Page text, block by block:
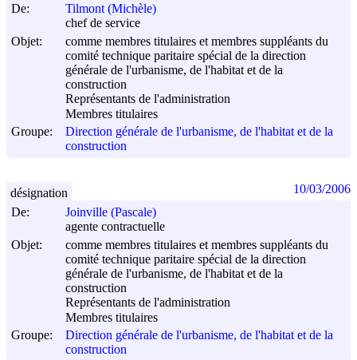
De:
Tilmont (Michèle)
chef de service
Objet:
comme membres titulaires et membres suppléants du
comité technique paritaire spécial de la direction
générale de l'urbanisme, de l'habitat et de la
construction
Représentants de l'administration
Membres titulaires
Groupe:
Direction générale de l'urbanisme, de l'habitat et de la
construction
De:
Joinville (Pascale)
agente contractuelle
Objet:
comme membres titulaires et membres suppléants du
comité technique paritaire spécial de la direction
générale de l'urbanisme, de l'habitat et de la
construction
Représentants de l'administration
Membres titulaires
Groupe:
Direction générale de l'urbanisme, de l'habitat et de la
construction
désignation 10/03/2006